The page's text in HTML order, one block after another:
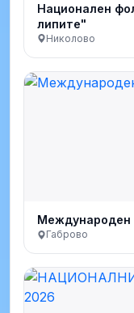
Национален
липите"
Николово
Международен
Габрово